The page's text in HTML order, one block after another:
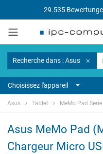
29.535
Recherche dans : Asus
Choisissez l'appareil
Asus Tablet MeMo Pad Serie
Asus MeMo Pad
Chargeur Micro